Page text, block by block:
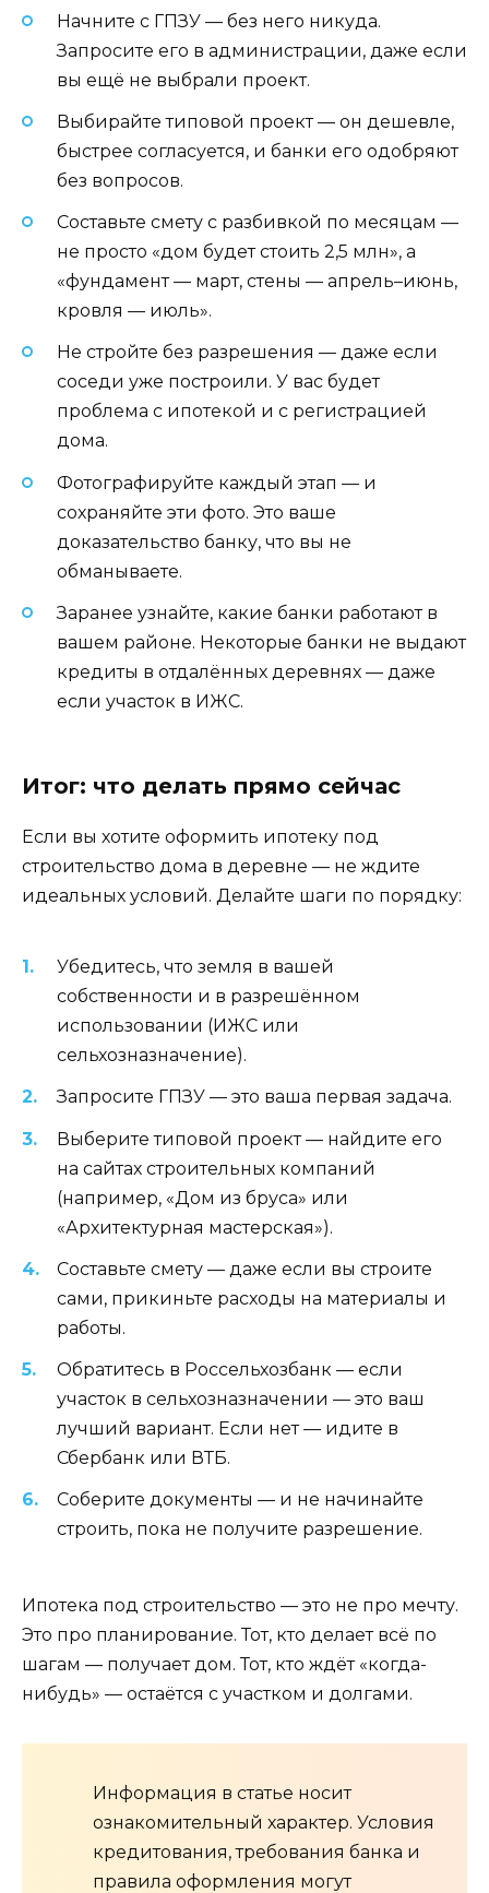
Начните с ГПЗУ — без него никуда.
Запросите его в администрации, даже если
вы ещё не выбрали проект.
Выбирайте типовой проект — он дешевле,
быстрее согласуется, и банки его одобряют
без вопросов.
Составьте смету с разбивкой по месяцам —
не просто «дом будет стоить 2,5 млн», а
«фундамент — март, стены — апрель–июнь,
кровля — июль».
Не стройте без разрешения — даже если
соседи уже построили. У вас будет
проблема с ипотекой и с регистрацией
дома.
Фотографируйте каждый этап — и
сохраняйте эти фото. Это ваше
доказательство банку, что вы не
обманываете.
Заранее узнайте, какие банки работают в
вашем районе. Некоторые банки не выдают
кредиты в отдалённых деревнях — даже
если участок в ИЖС.
Итог: что делать прямо сейчас
Если вы хотите оформить ипотеку под
строительство дома в деревне — не ждите
идеальных условий. Делайте шаги по порядку:
Убедитесь, что земля в вашей
собственности и в разрешённом
использовании (ИЖС или
сельхозназначение).
Запросите ГПЗУ — это ваша первая задача.
Выберите типовой проект — найдите его
на сайтах строительных компаний
(например, «Дом из бруса» или
«Архитектурная мастерская»).
Составьте смету — даже если вы строите
сами, прикиньте расходы на материалы и
работы.
Обратитесь в Россельхозбанк — если
участок в сельхозназначении — это ваш
лучший вариант. Если нет — идите в
Сбербанк или ВТБ.
Соберите документы — и не начинайте
строить, пока не получите разрешение.
Ипотека под строительство — это не про мечту.
Это про планирование. Тот, кто делает всё по
шагам — получает дом. Тот, кто ждёт «когда-
нибудь» — остаётся с участком и долгами.
Информация в статье носит
ознакомительный характер. Условия
кредитования, требования банка и
правила оформления могут